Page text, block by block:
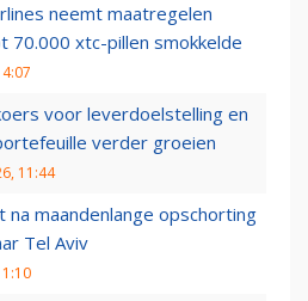
neemt maatregelen
70.000 xtc-pillen smokkelde
voor leverdoelstelling en
verder groeien
11:44
na maandenlange opschorting
Tel Aviv